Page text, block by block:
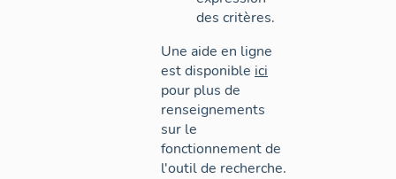
des critères.
Une aide en ligne
est disponible ici
pour plus de
renseignements
sur le
fonctionnement de
l'outil de recherche.